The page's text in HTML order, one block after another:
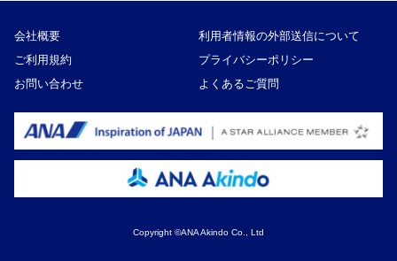
会社概要
利用者情報の外部送信について
ご利用規約
プライバシーポリシー
お問い合わせ
よくあるご質問
Copyright ©ANA Akindo Co., Ltd